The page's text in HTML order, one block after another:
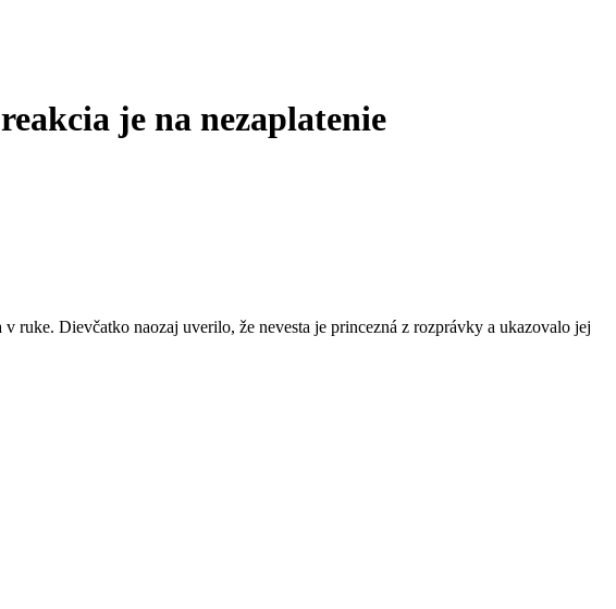
je na nezaplatenie
ruke. Dievčatko naozaj uverilo, že nevesta je princezná z rozprávky a ukazovalo jej